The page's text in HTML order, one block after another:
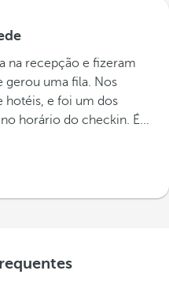
na recepção e fizeram
gerou uma fila. Nos
hotéis, e foi um dos
horário do checkin. É...